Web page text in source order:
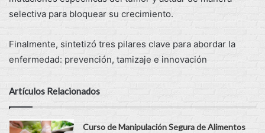
selectiva para bloquear su crecimiento.
Finalmente, sintetizó tres pilares clave para abordar la
enfermedad: prevención, tamizaje e innovación
Artículos Relacionados
Curso de Manipulación Segura de Alimentos